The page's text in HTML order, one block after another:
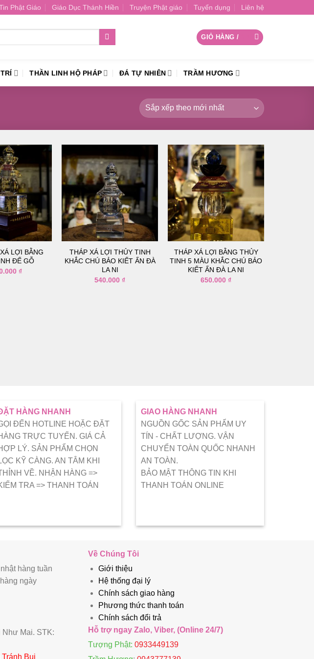
Phật Giáo Giáo Dục Thánh Hiền Truyện Phật giáo Tuyển dụng Liên hệ
GIỎ HÀNG /
THẦN LINH HỘ PHÁP ĐÁ TỰ NHIÊN TRẦM HƯƠNG
Thêm
danh
sách
yêu
thích
LỢI BẰNG
ĐẾ GỖ
₫
Thêm
danh
sách
thích
THÁP XÁ LỢI THỦY TINH
KHẮC CHÚ BẢO KIẾT ẤN ĐÀ
LA NI
540.000 ₫
Thêm
vào
danh
sách
yêu
thích
THÁP XÁ LỢI BẰNG THỦY
TINH 5 MÀU KHẮC CHÚ BẢO
KIẾT ẤN ĐÀ LA NI
650.000 ₫
HÀNG NHANH
ĐẾN HOTLINE HOẶC ĐẶT
TRỰC TUYẾN. GIÁ CẢ
LÝ. SẢN PHẨM CHỌN
KỸ CÀNG. AN TÂM KHI
VỀ. NHẬN HÀNG =>
TRA => THANH TOÁN
GIAO HÀNG NHANH
NGUỒN GỐC SẢN PHẨM UY
TÍN - CHẤT LƯỢNG. VẬN
CHUYỂN TOÀN QUỐC NHANH
AN TOÀN.
BẢO MẬT THÔNG TIN KHI
THANH TOÁN ONLINE
hàng tuần
ngày
Như Mai. STK:
Bụi
Về Chúng Tôi
Giới thiệu
Hệ thống đại lý
Chính sách giao hàng
Phương thức thanh toán
Chính sách đổi trả
Hỗ trợ ngay Zalo, Viber, (Online 24/7)
Tượng Phật: 0933449139